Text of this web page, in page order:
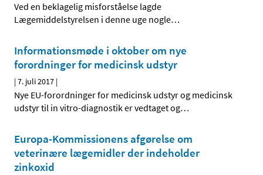
Ved en beklagelig misforståelse lagde
Lægemiddelstyrelsen i denne uge nogle…
Informationsmøde i oktober om nye
forordninger for medicinsk udstyr
|7. juli 2017 |
Nye EU-forordninger for medicinsk udstyr og medicinsk
udstyr til in vitro-diagnostik er vedtaget og…
Europa-Kommissionens afgørelse om
veterinære lægemidler der indeholder
zinkoxid